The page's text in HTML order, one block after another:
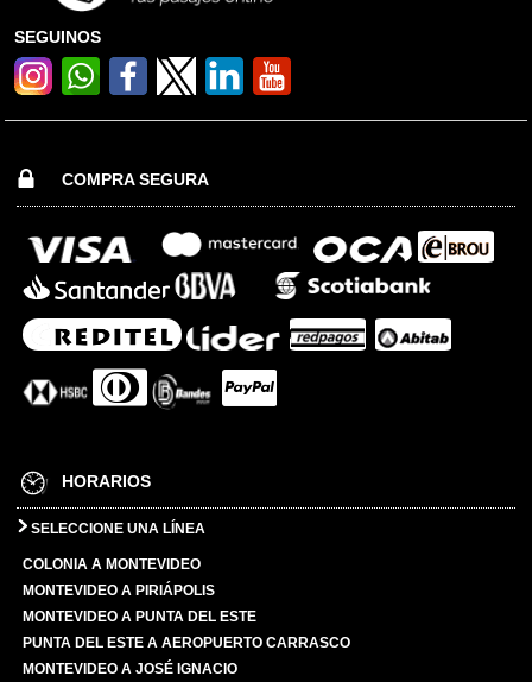
SEGUINOS
COMPRA SEGURA
HORARIOS
SELECCIONE UNA LÍNEA
COLONIA A MONTEVIDEO
MONTEVIDEO A PIRIÁPOLIS
MONTEVIDEO A PUNTA DEL ESTE
PUNTA DEL ESTE A AEROPUERTO CARRASCO
MONTEVIDEO A JOSÉ IGNACIO